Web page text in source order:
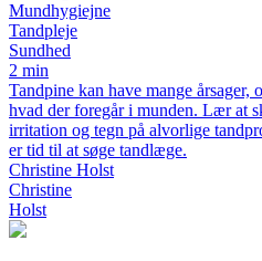
Mundhygiejne
Tandpleje
Sundhed
2 min
Tandpine kan have mange årsager,
hvad der foregår i munden. Lær at
irritation og tegn på alvorlige
er tid til at søge tandlæge.
Christine Holst
Christine
Holst